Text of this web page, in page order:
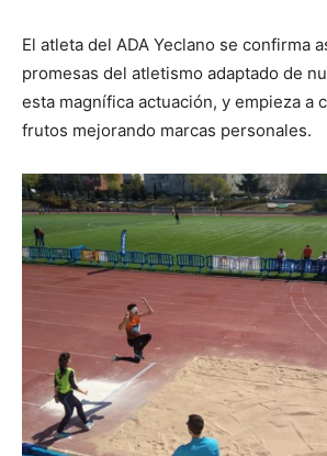
El atleta del ADA Yeclano se confirma
promesas del atletismo adaptado de
esta magnífica actuación, y empieza a
frutos mejorando marcas personales.